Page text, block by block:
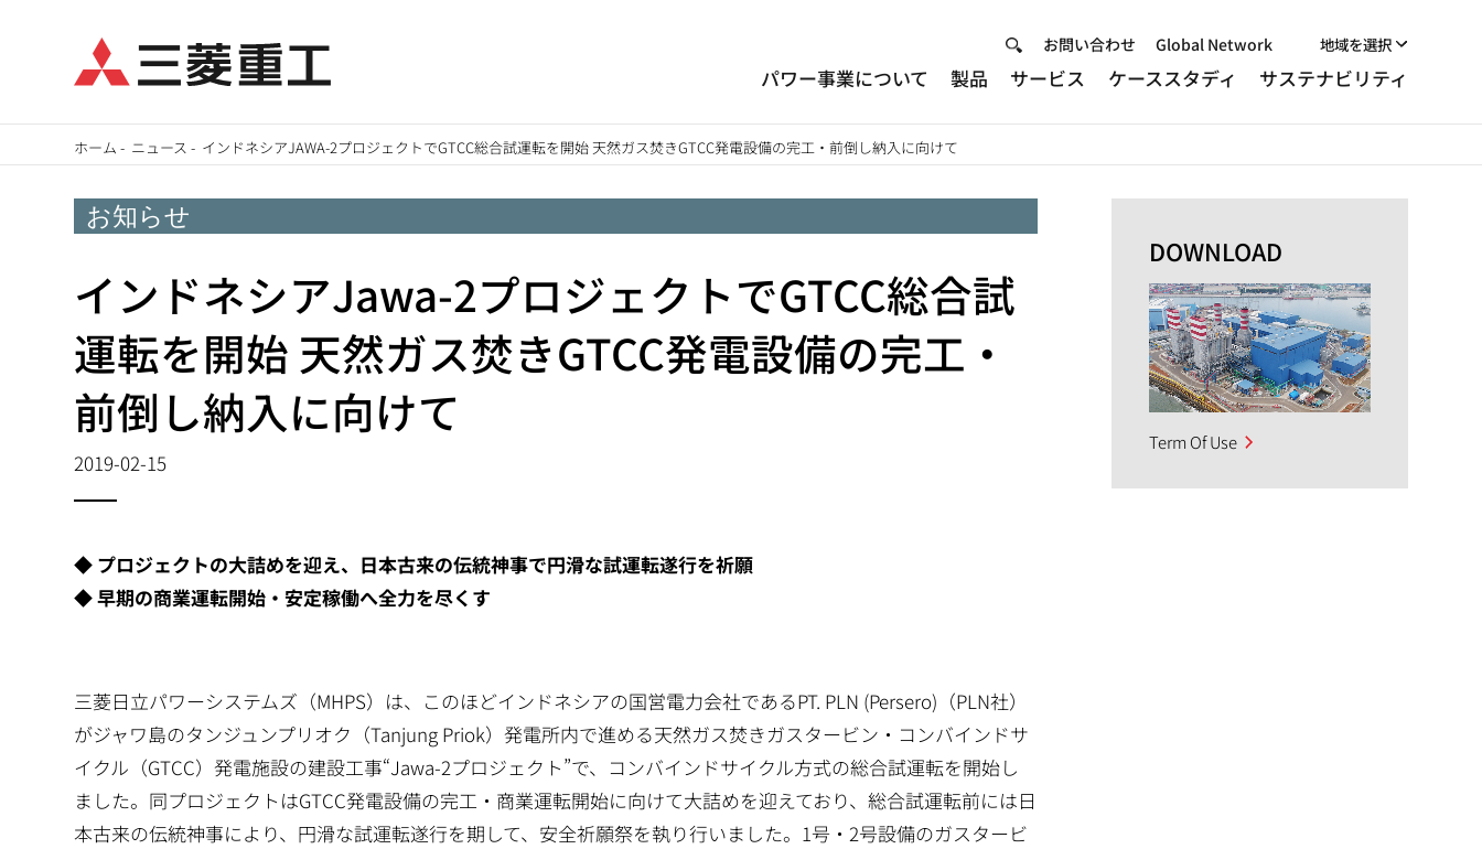
イ
地域を選択
Header
お問い合わせ Global Network
パワー事業について 製品 サービス ケーススタディ サステナビリティ
ホーム - ニュース - インドネシアJAWA-2プロジェクトでGTCC総合試運転を開始 天然ガス焚きGTCC発電設備の完工・前倒し納入に向けて
お知らせ
インドネシアJawa-2プロジェクトでGTCC総合試
運転を開始 天然ガス焚きGTCC発電設備の完工・
前倒し納入に向けて
2019-02-15
◆ プロジェクトの大詰めを迎え、日本古来の伝統神事で円滑な試運転遂行を祈願
◆ 早期の商業運転開始・安定稼働へ全力を尽くす
三菱日立パワーシステムズ（MHPS）は、このほどインドネシアの国営電力会社であるPT. PLN (Persero)（PLN社）
がジャワ島のタンジュンプリオク（Tanjung Priok）発電所内で進める天然ガス焚きガスタービン・コンバインドサ
イクル（GTCC）発電施設の建設工事“Jawa-2プロジェクト”で、コンバインドサイクル方式の総合試運転を開始し
ました。同プロジェクトはGTCC発電設備の完工・商業運転開始に向けて大詰めを迎えており、総合試運転前には日
本古来の伝統神事により、円滑な試運転遂行を期して、安全祈願祭を執り行いました。1号・2号設備のガスタービ
DOWNLOAD
Term Of Use